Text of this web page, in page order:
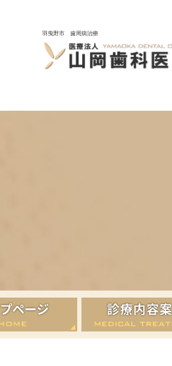
羽曳野市 歯周病治療